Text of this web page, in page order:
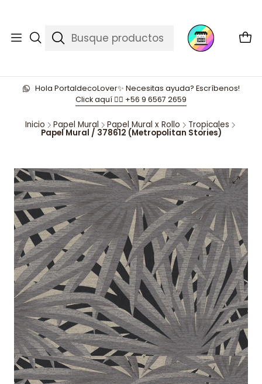
Hola PortaldecoLover✨ Necesitas ayuda? Escríbenos!
Click aquí 👉🏼 +56 9 6567 2659
Inicio Papel Mural Papel Mural x Rollo Tropicales
Papel Mural / 378612 (Metropolitan Stories)